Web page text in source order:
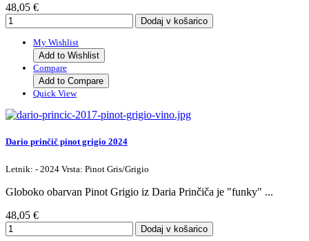
48,05 €
My Wishlist
Add to Wishlist
Compare
Add to Compare
Quick View
Dario prinčič pinot grigio 2024
Letnik: - 2024 Vrsta: Pinot Gris/Grigio
Globoko obarvan Pinot Grigio iz Daria Prinčiča je "funky" ...
48,05 €